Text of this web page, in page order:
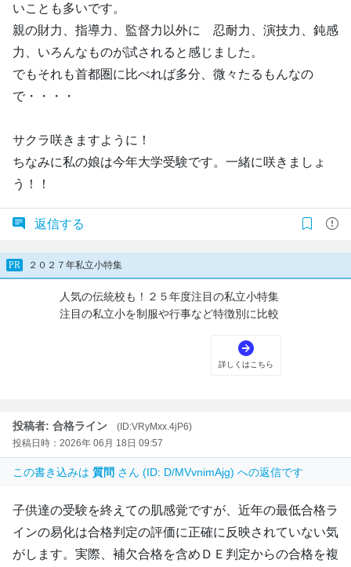
いことも多いです。
親の財力、指導力、監督力以外に 忍耐力、演技力、鈍感
力、いろんなものが試されると感じました。
でもそれも首都圏に比べれば多分、微々たるもんなの
で・・・・
サクラ咲きますように！
ちなみに私の娘は今年大学受験です。一緒に咲きましょ
う！！
返信する
投稿者: 合格ライン
(ID:VRyMxx.4jP6)
投稿日時：2026年 06月 18日 09:57
この書き込みは 質問 さん (ID: D/MVvnimAjg) への返信です
子供達の受験を終えての肌感覚ですが、近年の最低合格ラ
インの易化は合格判定の評価に正確に反映されていない気
がします。実際、補欠合格を含めＤＥ判定からの合格を複